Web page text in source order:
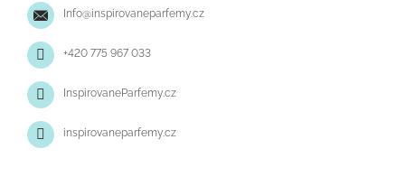
Info@inspirovaneparfemy.cz
+420 775 967 033
InspirovaneParfemy.cz
inspirovaneparfemy.cz